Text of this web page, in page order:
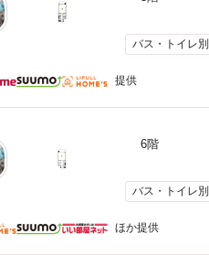
バス・トイレ別
提供
6階
バス・トイレ別
ほか提供